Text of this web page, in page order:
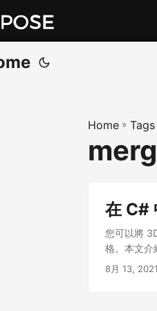
Home » Tags
在 C#
您可以將
格。本文介
8月 13, 2021